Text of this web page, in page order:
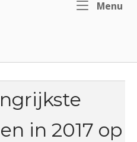
Menu
in 2017 op